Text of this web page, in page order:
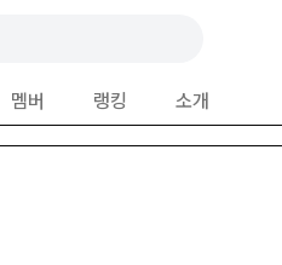
멤버 랭킹 소개